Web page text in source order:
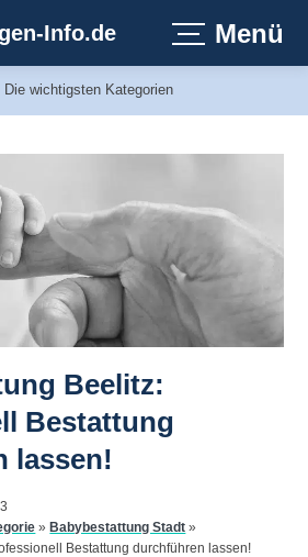
Info.de Menü
Die wichtigsten Kategorien
Beelitz:
Bestattung
lassen!
»Babybestattung Stadt »
Bestattung durchführen lassen!